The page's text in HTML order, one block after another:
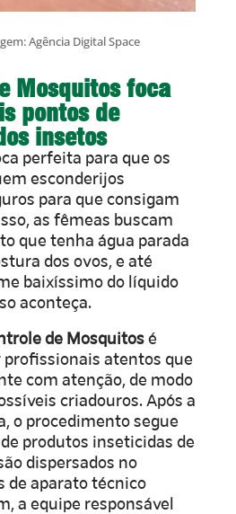
Agência Digital Space
Mosquitos foca
pontos de
insetos
perfeita para que os
esconderijos
para que consigam
as fêmeas buscam
que tenha água parada
dos ovos, e até
baixíssimo do líquido
aconteça.
de Mosquitosé
profissionais atentos que
com atenção, de modo
criadouros. Após a
o procedimento segue
produtos inseticidas de
dispersados no
de aparato técnico
a equipe responsável